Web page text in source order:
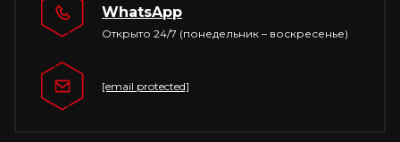
WhatsApp
Открыто 24/7 (понедельник – воскресенье)
[email protected]